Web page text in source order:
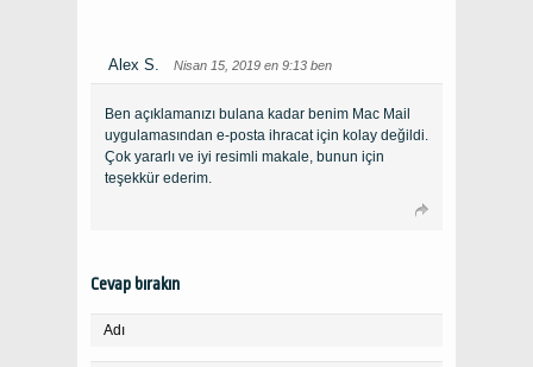
Alex S. Nisan 15, 2019 en 9:13 ben
Ben açıklamanızı bulana kadar benim Mac Mail
uygulamasından e-posta ihracat için kolay değildi.
Çok yararlı ve iyi resimli makale, bunun için
teşekkür ederim.
Cevap bırakın